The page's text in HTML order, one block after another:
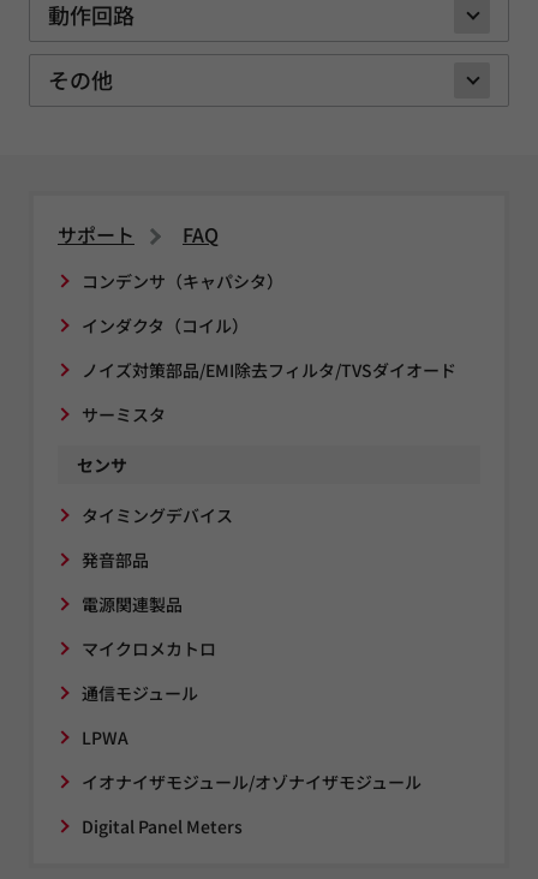
動作回路
その他
サポート FAQ
コンデンサ（キャパシタ）
インダクタ（コイル）
ノイズ対策部品/EMI除去フィルタ/TVSダイオード
サーミスタ
センサ
タイミングデバイス
発音部品
電源関連製品
マイクロメカトロ
通信モジュール
LPWA
イオナイザモジュール/オゾナイザモジュール
Digital Panel Meters